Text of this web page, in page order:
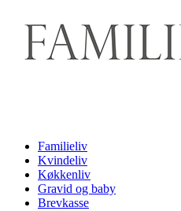
Familieliv
Kvindeliv
Køkkenliv
Gravid og baby
Brevkasse